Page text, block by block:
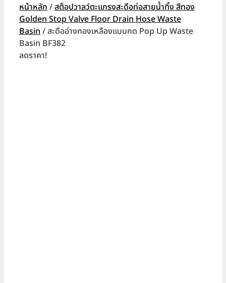
หน้าหลัก /สต็อปวาลว์ตะแกรงสะดือท่อสายน้ำทิ้ง สีทอง
Golden Stop Valve Floor Drain Hose Waste
Basin / สะดืออ่างทองเหลืองแบบกด Pop Up Waste
Basin BF382
ลดราคา!